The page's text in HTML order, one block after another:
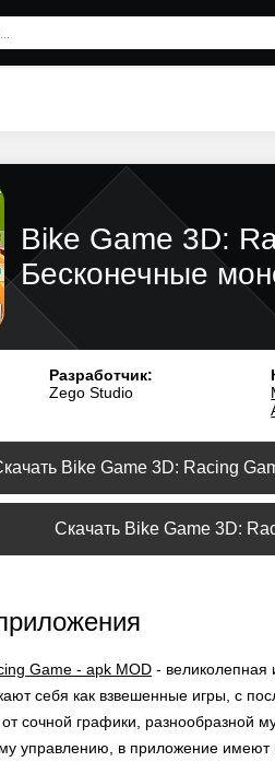
Bike Game 3D:
Бесконечные
Разработчик:
Zego Studio
Bike Game 3D: Racing
Скачать Bike Game 3D:
Game - apk MOD - великолепная
себя как взвешенные игры, с
сочной графики, разнообразной
управлению, в приложение имеют